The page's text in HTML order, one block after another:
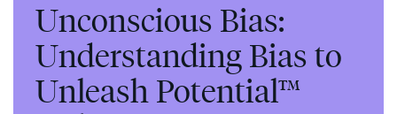
Unconscious Bias:
Understanding Bias to
Unleash Potential™